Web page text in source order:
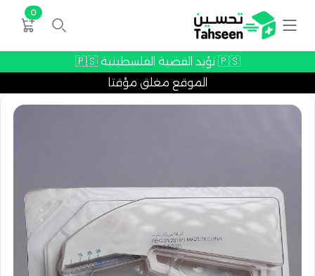
0
🇵🇸 نؤيد القضية الفلسطينية 🇵🇸
الموقع مغلق مؤقتا